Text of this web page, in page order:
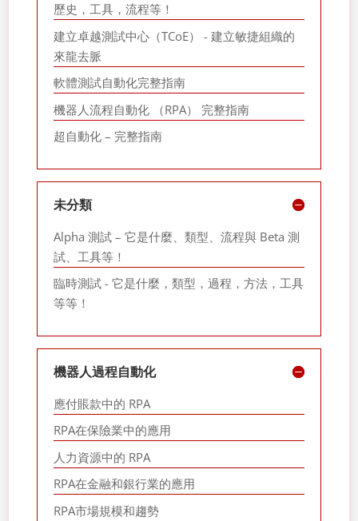
歷史，工具，流程等！
建立卓越測試中心（TCoE） - 建立敏捷組織的
來龍去脈
軟體測試自動化完整指南
機器人流程自動化 （RPA） 完整指南
超自動化 – 完整指南
未分類
Alpha 測試 – 它是什麼、類型、流程與 Beta 測
試、工具等！
臨時測試 - 它是什麼，類型，過程，方法，工具
等等！
機器人過程自動化
應付賬款中的 RPA
RPA在保險業中的應用
人力資源中的 RPA
RPA在金融和銀行業的應用
RPA市場規模和趨勢